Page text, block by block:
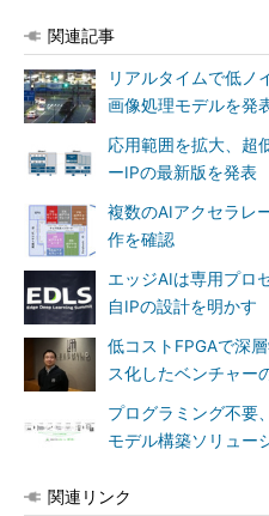
関連記事
リアルタイムで低ノ
画像処理モデルを発
応用範囲を拡大、超
ーIPの最新版を発表
複数のAIアクセラレ
作を確認
エッジAIは専用プロ
自IPの設計を明かす
低コストFPGAで深
ス化したベンチャー
プログラミング不要
モデル構築ソリュー
関連リンク